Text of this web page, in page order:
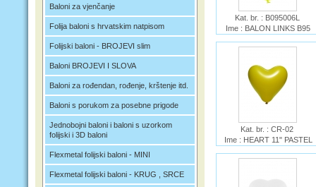
Baloni za vjenčanje
Folija baloni s hrvatskim natpisom
Folijski baloni - BROJEVI slim
Baloni BROJEVI I SLOVA
Baloni za rođendan, rođenje, krštenje itd.
Baloni s porukom za posebne prigode
Jednobojni baloni i baloni s uzorkom
folijski i 3D baloni
Flexmetal folijski baloni - MINI
Flexmetal folijski baloni - KRUG , SRCE
Kat. br. : B095006L
Ime : BALON LINKS B95
Kat. br. : CR-02
Ime : HEART 11" PASTEL